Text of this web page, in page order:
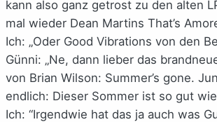
kann also ganz getrost zu den alten
mal wieder Dean Martins That’s
Ich: „Oder Good Vibrations von den
Günni: „Ne, dann lieber das
von Brian Wilson: Summer’s gone.
endlich: Dieser Sommer ist so gut
Ich: “Irgendwie hat das ja auch was